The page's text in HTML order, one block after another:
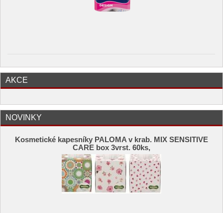
AKCE
NOVINKY
Kosmetické kapesníky PALOMA v krab. MIX SENSITIVE
CARE box 3vrst. 60ks,